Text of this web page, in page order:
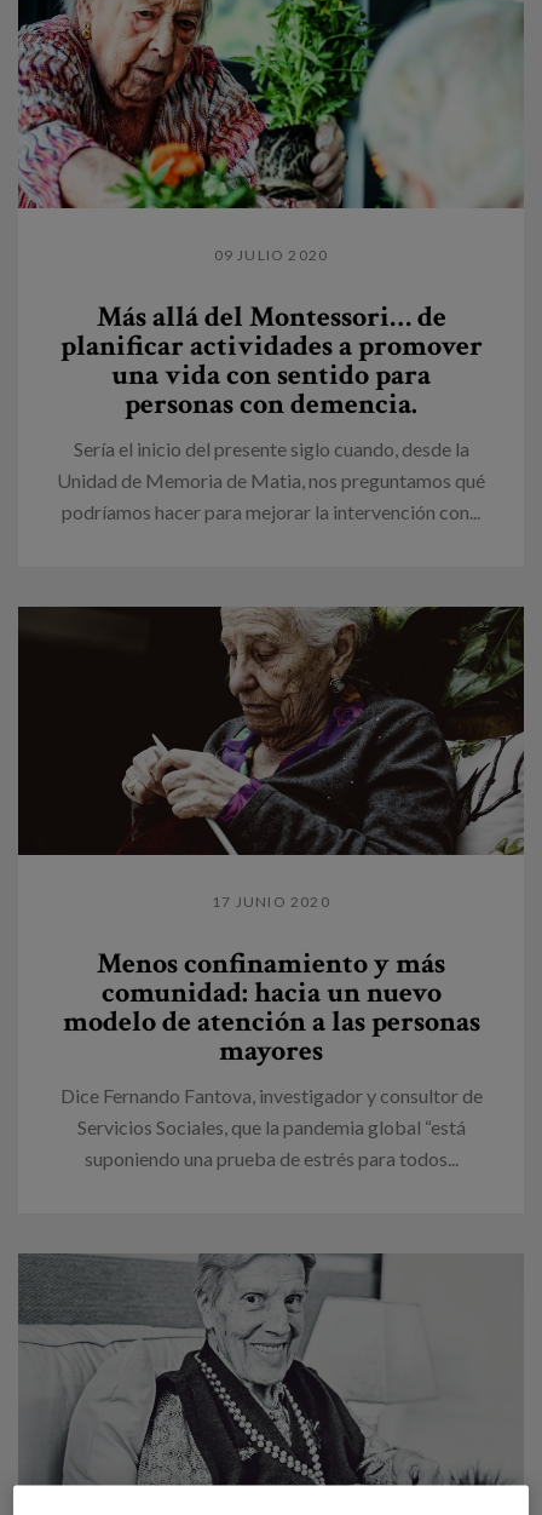
09 JULIO 2020
Más allá del Montessori… de
planificar actividades a promover
una vida con sentido para
personas con demencia.
Sería el inicio del presente siglo cuando, desde la
Unidad de Memoria de Matia, nos preguntamos qué
podríamos hacer para mejorar la intervención con...
17 JUNIO 2020
Menos confinamiento y más
comunidad: hacia un nuevo
modelo de atención a las personas
mayores
Dice Fernando Fantova, investigador y consultor de
Servicios Sociales, que la pandemia global “está
suponiendo una prueba de estrés para todos...